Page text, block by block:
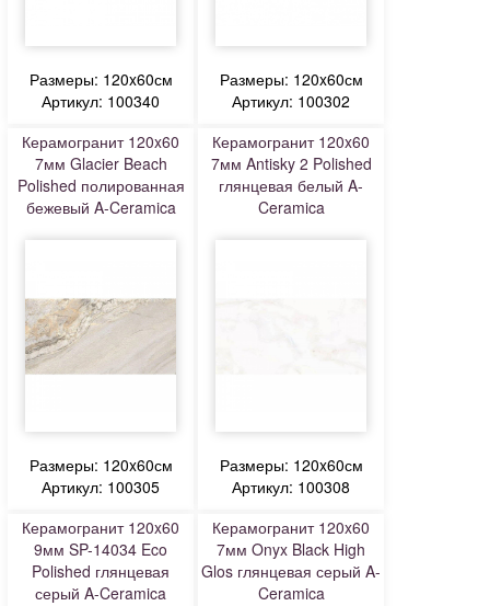
Размеры: 120x60см
Артикул: 100340
Размеры: 120x60см
Артикул: 100302
Керамогранит 120x60
7мм Glacier Beach
Polished полированная
бежевый A-Ceramica
Размеры: 120x60см
Артикул: 100305
Керамогранит 120x60
7мм Antisky 2 Polished
глянцевая белый A-
Ceramica
Размеры: 120x60см
Артикул: 100308
Керамогранит 120x60
9мм SP-14034 Eco
Polished глянцевая
серый A-Ceramica
Керамогранит 120x60
7мм Onyx Black High
Glos глянцевая серый A-
Ceramica